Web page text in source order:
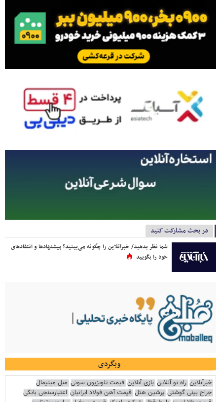
در بحث مشارکت کنید
شما نظر بدهید/ خبرآنلاین را چگونه می‌بینید؟ پیشنهادها و انتقادهای
خود را بگویید
وبگردی
خبرآنلاین راه نو آنلاین بازی آنلاین قیمت تلویزیون سونی مبل مینیمال
جراح بینی گوشتی پرشین هتل قیمت آهن فولاد ایرانیان اعتبارسنجی بانکی